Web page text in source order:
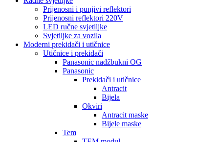
Prijenosni i punjivi reflektori
Prijenosni reflektori 220V
LED ručne svjetiljke
Svjetiljke za vozila
Moderni prekidači i utičnice
Utičnice i prekidači
Panasonic nadžbukni OG
Panasonic
Prekidači i utičnice
Antracit
Bijela
Okviri
Antracit maske
Bijele maske
Tem